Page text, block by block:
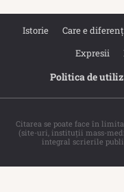
Istorie Care e
Expresii
Politica de
Citarea se poate face în
(site-uri, instituţii mass-
integral scrierile